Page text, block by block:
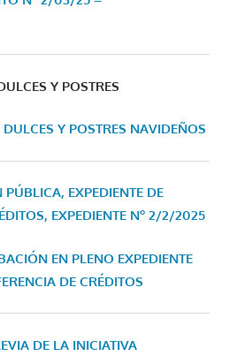
Y POSTRES
Y POSTRES NAVIDEÑOS
EXPEDIENTE DE
EXPEDIENTE Nº 2/2/2025
EN PLENO EXPEDIENTE
DE CRÉDITOS
DE LA INICIATIVA